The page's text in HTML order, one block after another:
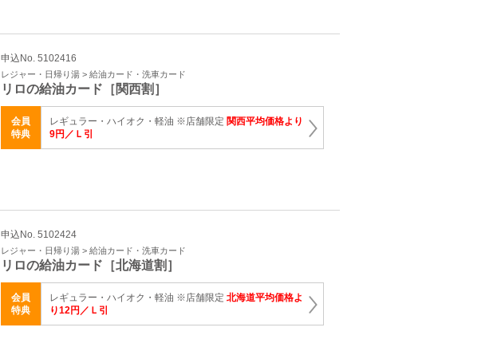
申込No. 5102416
レジャー・日帰り湯 > 給油カード・洗車カード
リロの給油カード［関西割］
会員
特典
レギュラー・ハイオク・軽油 ※店舗限定 関西平均価格より
9円／Ｌ引
申込No. 5102424
レジャー・日帰り湯 > 給油カード・洗車カード
リロの給油カード［北海道割］
会員
特典
レギュラー・ハイオク・軽油 ※店舗限定 北海道平均価格よ
り12円／Ｌ引